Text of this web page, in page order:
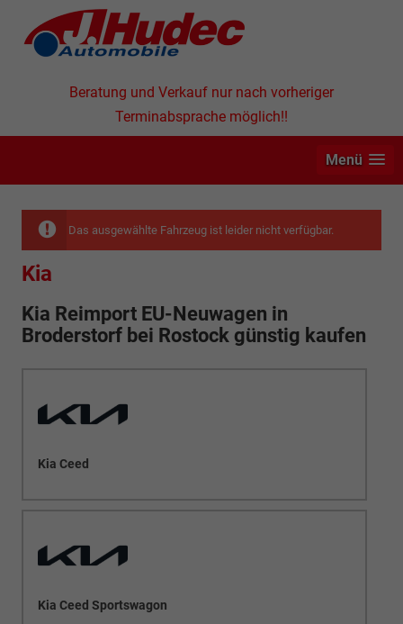
Beratung und Verkauf nur nach vorheriger
Terminabsprache möglich!!
Menü
Das ausgewählte Fahrzeug ist leider nicht verfügbar.
Kia
Kia Reimport EU-Neuwagen in
Broderstorf bei Rostock günstig kaufen
Kia Ceed
Kia Ceed Sportswagon